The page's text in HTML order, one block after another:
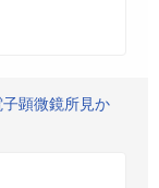
顕微鏡所見か